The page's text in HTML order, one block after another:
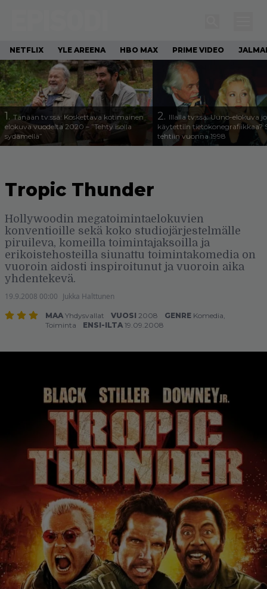
NETFLIX YLE AREENA HBO MAX PRIME VIDEO
1. Tänään tv:ssä: Koskettava kotimainen
elokuva vuodelta 2020 – ”Tehty isolla
sydämellä”
2. Illalla tv:ssä: Uuno-elokuva
käytettiin tietokonegrafiikkaa?
tehtiin vuonna 1998
Tropic Thunder
Hollywoodin megatoimintaelokuvien
konventioille sekä koko studiojärjestelmälle
piruileva, komeilla toimintajaksoilla ja
erikoistehosteilla siunattu toimintakomedia on
vuoroin aidosti inspiroitunut ja vuoroin aika
yhdentekevä.
19.9.2008 00:00 Jukka Halttunen
MAA Yhdysvallat VUOSI 2008 GENRE Komedia
Toiminta
ENSI-ILTA 19.09.2008